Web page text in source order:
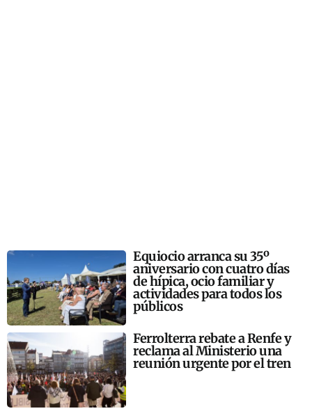
Equiocio arranca su 35º
aniversario con cuatro días
de hípica, ocio familiar y
actividades para todos los
públicos
Ferrolterra rebate a Renfe y
reclama al Ministerio una
reunión urgente por el tren